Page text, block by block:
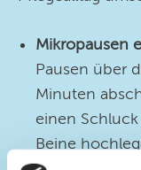
Mikropausen
Pausen über
Minuten
einen
Beine